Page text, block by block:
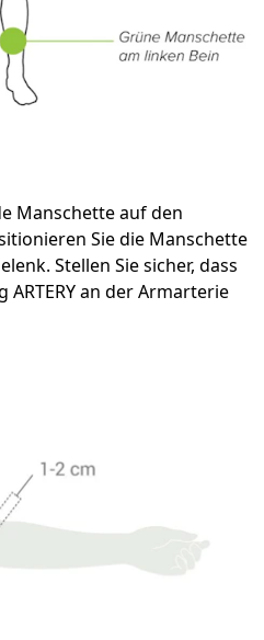
Manschette auf den
Sie die Manschette
Stellen Sie sicher, dass
an der Armarterie